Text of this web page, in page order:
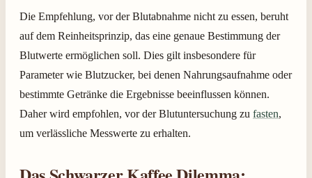
Die Empfehlung, vor der Blutabnahme nicht zu essen, beruht
auf dem Reinheitsprinzip, das eine genaue Bestimmung der
Blutwerte ermöglichen soll. Dies gilt insbesondere für
Parameter wie Blutzucker, bei denen Nahrungsaufnahme oder
bestimmte Getränke die Ergebnisse beeinflussen können.
Daher wird empfohlen, vor der Blutuntersuchung zu fasten,
um verlässliche Messwerte zu erhalten.